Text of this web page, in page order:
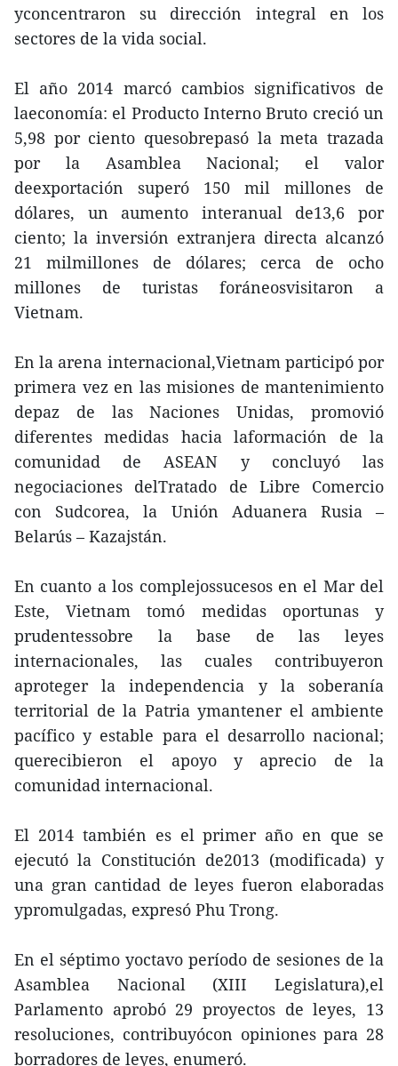
yconcentraron su dirección integral en los
sectores de la vida social.
El año 2014 marcó cambios significativos de
laeconomía: el Producto Interno Bruto creció un
5,98 por ciento quesobrepasó la meta trazada
por la Asamblea Nacional; el valor
deexportación superó 150 mil millones de
dólares, un aumento interanual de13,6 por
ciento; la inversión extranjera directa alcanzó
21 milmillones de dólares; cerca de ocho
millones de turistas foráneosvisitaron a
Vietnam.
En la arena internacional,Vietnam participó por
primera vez en las misiones de mantenimiento
depaz de las Naciones Unidas, promovió
diferentes medidas hacia laformación de la
comunidad de ASEAN y concluyó las
negociaciones delTratado de Libre Comercio
con Sudcorea, la Unión Aduanera Rusia –
Belarús – Kazajstán.
En cuanto a los complejossucesos en el Mar del
Este, Vietnam tomó medidas oportunas y
prudentessobre la base de las leyes
internacionales, las cuales contribuyeron
aproteger la independencia y la soberanía
territorial de la Patria ymantener el ambiente
pacífico y estable para el desarrollo nacional;
querecibieron el apoyo y aprecio de la
comunidad internacional.
El 2014 también es el primer año en que se
ejecutó la Constitución de2013 (modificada) y
una gran cantidad de leyes fueron elaboradas
ypromulgadas, expresó Phu Trong.
En el séptimo yoctavo período de sesiones de la
Asamblea Nacional (XIII Legislatura),el
Parlamento aprobó 29 proyectos de leyes, 13
resoluciones, contribuyócon opiniones para 28
borradores de leyes, enumeró.